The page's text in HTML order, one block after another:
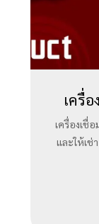
เครื่
เครื่องเชื่อ
และให้เช่